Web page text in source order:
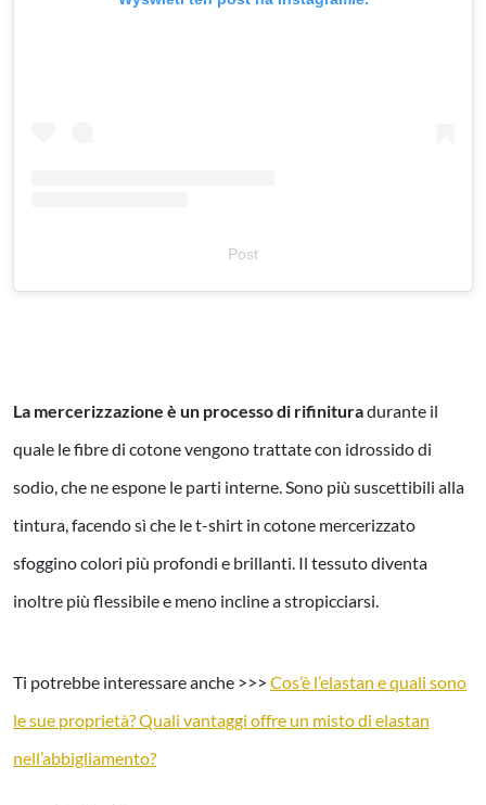
Post
La mercerizzazione è un processo di rifinituradurante il
quale le fibre di cotone vengono trattate con idrossido di
sodio, che ne espone le parti interne. Sono più suscettibili alla
tintura, facendo sì che le t-shirt in cotone mercerizzato
sfoggino colori più profondi e brillanti. Il tessuto diventa
inoltre più flessibile e meno incline a stropicciarsi.
Ti potrebbe interessare anche >>> Cos’è l’elastan e quali sono
le sue proprietà? Quali vantaggi offre un misto di elastan
nell’abbigliamento?